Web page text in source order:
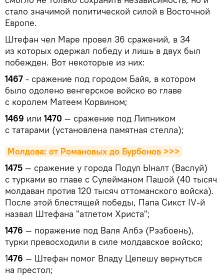
стало значимой политической силой в Восточной
Европе.
Штефан чел Маре провел 36 сражений, в 34
из которых одержал победу и лишь в двух был
побежден. Вот некоторые из них:
1467 - сражение под городом Байя, в котором
было одолено венгерское войско во главе
с королем Матеем Корвином;
1469 или 1470 — сражение под Липником
с татарами (установлена памятная стелла);
Молдова: от Романовых до Бурбонов >>>
1475 — сражение у города Подул Ыналт (Васлуй)
с турками во главе с Сулейманом Пашой (40 тысяч
молдаван против 120 тысяч оттоманского войска).
После этой блестящей победы, Папа Сикст IV-й
назвал Штефана "атлетом Христа";
1476 — поражение под Валя Албэ (Рэзбоень),
турки превосходили в силе молдавское войско;
1476 — Штефан помог Владу Цепешу вернуться
на престол;